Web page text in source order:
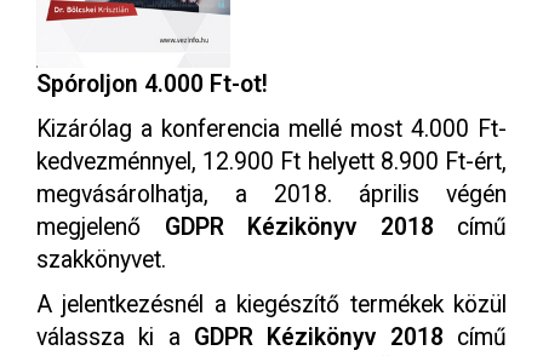
Spóroljon 4.000 Ft-ot!
Kizárólag a konferencia mellé most 4.000 Ft-
kedvezménnyel, 12.900 Ft helyett 8.900 Ft-ért,
megvásárolhatja, a 2018. április végén
megjelenő GDPR Kézikönyv 2018 című
szakkönyvet.
A jelentkezésnél a kiegészítő termékek közül
válassza ki a GDPR Kézikönyv 2018 című